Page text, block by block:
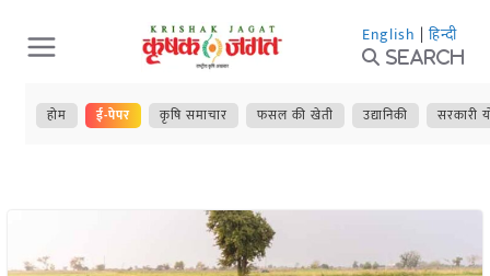
Skip
to
content
English | हिन्दी
Search
होम ई-पेपर कृषि समाचार फसल की खेती उद्यानिकी सरकारी